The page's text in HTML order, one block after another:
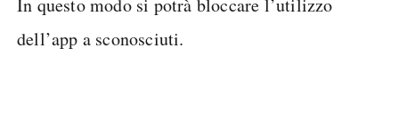
In questo modo si potrà bloccare l’utilizzo
dell’app a sconosciuti.